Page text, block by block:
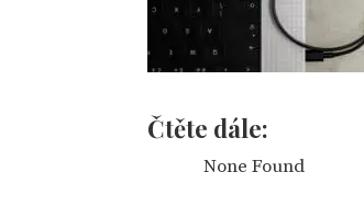
Čtěte dále:
None Found